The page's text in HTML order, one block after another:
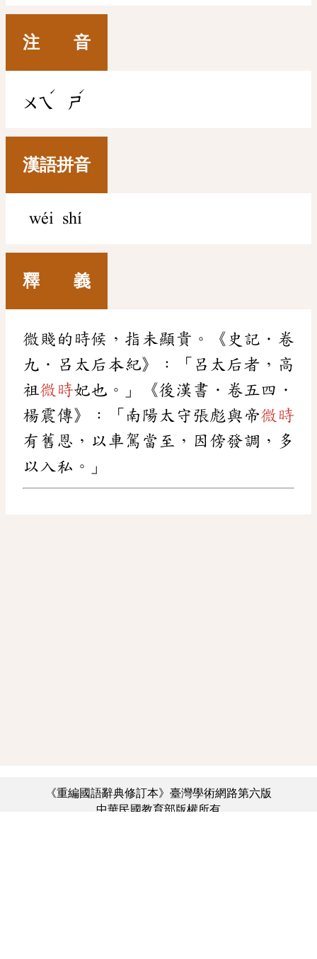
注 音
ㄨㄟ
ˊ
ㄕ
ˊ
漢語拼音
wéi shí
釋 義
微賤的時候，指未顯貴。《史記．卷
九．呂太后本紀》：「呂太后者，高
祖微時妃也。」《後漢書．卷五四．
楊震傳》：「南陽太守張彪與帝微時
有舊恩，以車駕當至，因傍發調，多
以入私。」
《重編國語辭典修訂本》臺灣學術網路第六版
中華民國教育部版權所有